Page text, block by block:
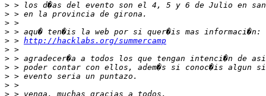
>
>
>
>
> > http://hacklabs.org/summercamp
>
>
>
>
>
>